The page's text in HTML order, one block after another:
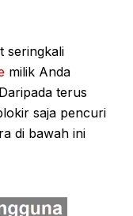
seringkali
milik Anda
terus
saja pencuri
di bawah ini